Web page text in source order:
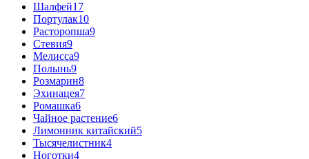
Шалфей17
Портулак10
Расторопша9
Стевия9
Мелисса9
Полынь9
Розмарин8
Эхинацея7
Ромашка6
Чайное растение6
Лимонник китайский5
Тысячелистник4
Ноготки4